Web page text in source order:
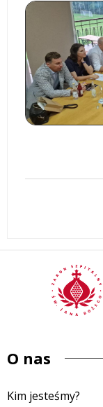
O nas
Kim jesteśmy?